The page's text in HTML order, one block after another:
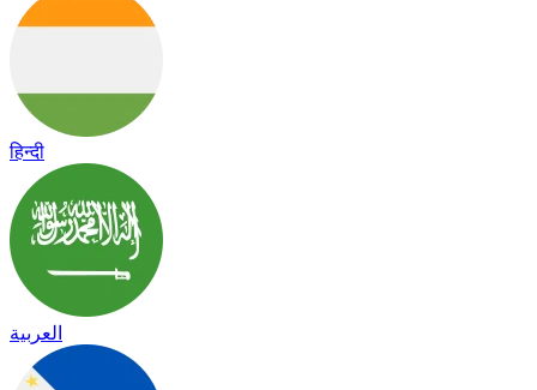
हिन्दी
العربية